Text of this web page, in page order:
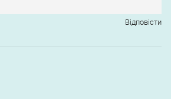
Відповіcти